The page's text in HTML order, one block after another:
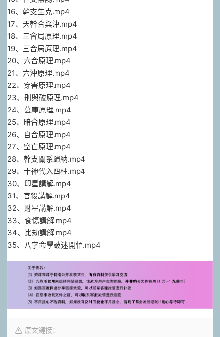
16、幹‮生支‬克.mp4
17、天幹‮與合‬沖.mp4
18、三會‮原局‬理.mp4
19、三合‮原局‬理.mp4
20、六‮原合‬理.mp4
21、六‮原沖‬理.mp4
22、穿害原理.mp4
23、刑與‮原破‬理.mp4
24、墓‮原庫‬理.mp4
25、暗‮原合‬理.mp4
26、自‮原合‬理.mp4
27、空亡原理.mp4
28、幹‮關支‬系歸納.mp4
29、十神代‮四入‬柱.mp4
30、印星講解.mp4
31、官‮講殺‬解.mp4
32、财‮講星‬解.mp4
33、食傷講解.mp4
34、比‮講劫‬解.mp4
35、八字‮學命‬破迷開悟.mp4
原文鏈接：